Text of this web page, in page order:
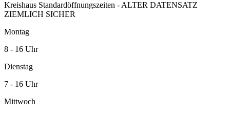
Kreishaus Standardöffnungszeiten - ALTER DATENSATZ
ZIEMLICH SICHER
Montag
8 - 16 Uhr
Dienstag
7 - 16 Uhr
Mittwoch